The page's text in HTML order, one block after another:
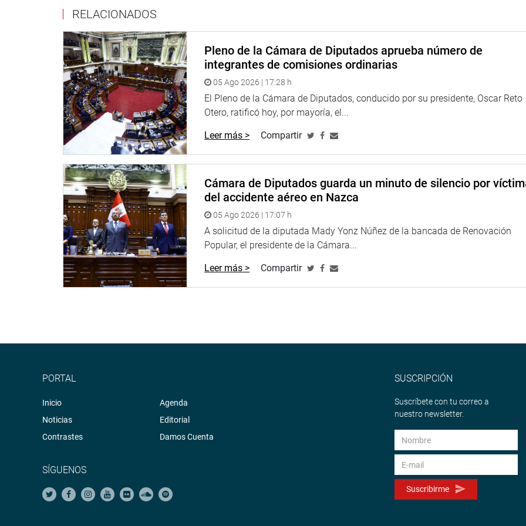
Asimismo, expresó su confianza en que la iniciativa pueda recibir el respaldo necesario en el Congreso,
pueblos.
OFICINA DE COMUNICACIONES E IMAGEN INSTITUCIONAL
RELACIONADOS
Pleno de la Cámara de Diputados aprueba número de
integrantes de comisiones ordinarias
05 Ago 2026 | 17:28 h
El Pleno de la Cámara de Diputados, conducido por su presidente, Oscar Reto
Otero, ratificó hoy, por mayoría, el...
Leer más > Compartir
Cámara de Diputados guarda un minuto de silencio por
del accidente aéreo en Nazca
05 Ago 2026 | 17:07 h
A solicitud de la diputada Mady Yonz Núñez de la bancada de Renovación
Popular, el presidente de la Cámara...
Leer más > Compartir
PORTAL
Inicio
Noticias
Contrastes
Agenda
Editorial
Damos Cuenta
SÍGUENOS
SUSCRIPCIÓN
Suscríbete con tu correo a
nuestro newsletter.
Suscribirme